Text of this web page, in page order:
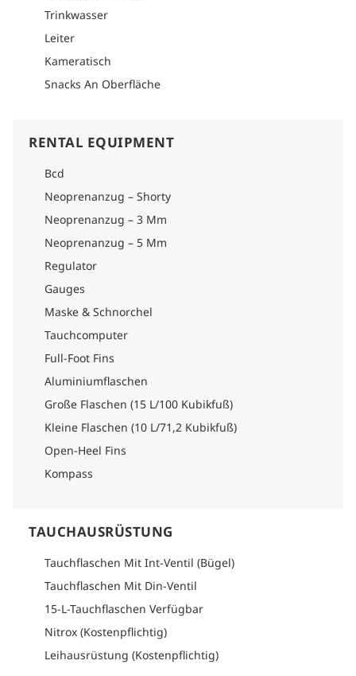
Trinkwasser
Leiter
Kameratisch
Snacks An Oberfläche
RENTAL EQUIPMENT
Bcd
Neoprenanzug – Shorty
Neoprenanzug – 3 Mm
Neoprenanzug – 5 Mm
Regulator
Gauges
Maske & Schnorchel
Tauchcomputer
Full-Foot Fins
Aluminiumflaschen
Große Flaschen (15 L/100 Kubikfuß)
Kleine Flaschen (10 L/71,2 Kubikfuß)
Open-Heel Fins
Kompass
TAUCHAUSRÜSTUNG
Tauchflaschen Mit Int-Ventil (Bügel)
Tauchflaschen Mit Din-Ventil
15-L-Tauchflaschen Verfügbar
Nitrox (Kostenpflichtig)
Leihausrüstung (Kostenpflichtig)